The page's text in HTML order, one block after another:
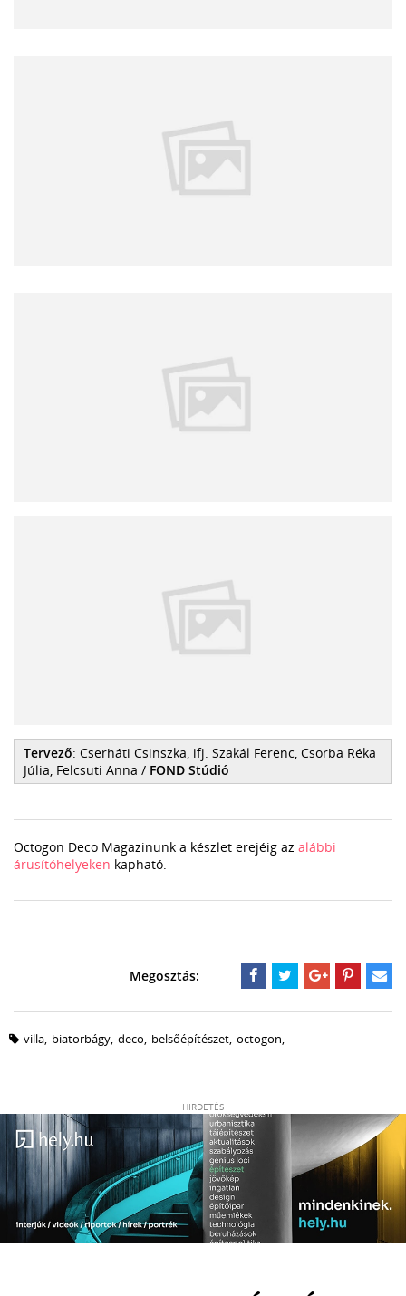
Tervező: Cserháti Csinszka, ifj. Szakál Ferenc, Csorba Réka
Júlia, Felcsuti Anna / FOND Stúdió
Octogon Deco Magazinunk a készlet erejéig az alábbi
árusítóhelyeken kapható.
villa biatorbágy deco belsőépítészet octogon
HIRDETÉS